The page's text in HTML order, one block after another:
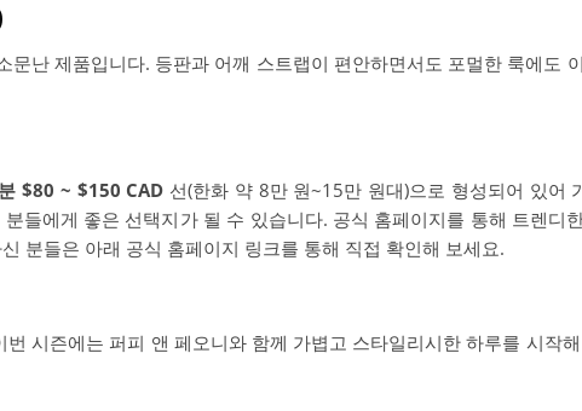
난 제품입니다. 등판과 어깨 스트랩이 편안하면서도 포멀한 룩에도
$80 ~ $150 CAD 선(한화 약 8만 원~15만 원대)으로 형성되어 있어
들에게 좋은 선택지가 될 수 있습니다. 공식 홈페이지를 통해 트렌디
분들은 아래 공식 홈페이지 링크를 통해 직접 확인해 보세요.
시즌에는 퍼피 앤 페오니와 함께 가볍고 스타일리시한 하루를 시작